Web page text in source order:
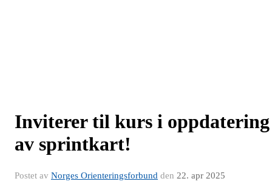
Inviterer til kurs i oppdatering
av sprintkart!
Postet av Norges Orienteringsforbund den 22. apr 2025